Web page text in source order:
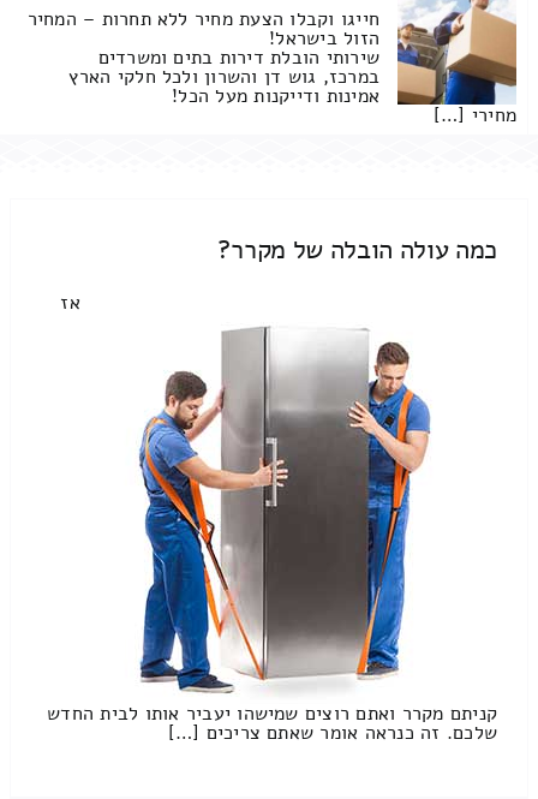
חייגו וקבלו הצעת מחיר ללא תחרות – המחיר
הזול בישראל!
שירותי הובלת דירות בתים ומשרדים
במרכז, גוש דן והשרון ולכל חלקי הארץ
אמינות ודייקנות מעל הכל!
מחירי […]
כמה עולה הובלה של מקרר?
אז
קניתם מקרר ואתם רוצים שמישהו יעביר אותו לבית החדש
שלכם. זה כנראה אומר שאתם צריכים […]